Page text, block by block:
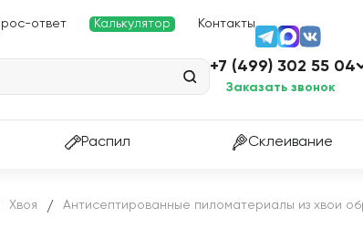
ответ Калькулятор Контакты
+7 (499) 302 55 04
Заказать звонок
Распил Склеивание
Хвоя / Антисептированные пиломатериалы из хвои